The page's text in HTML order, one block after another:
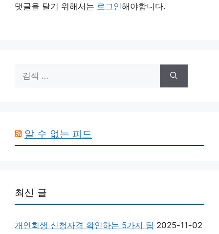
댓글을 달기 위해서는 로그인해야합니다.
색:
알 수 없는 피드
최신 글
개인회생 신청자격 확인하는 5가지 팁 2025-11-02